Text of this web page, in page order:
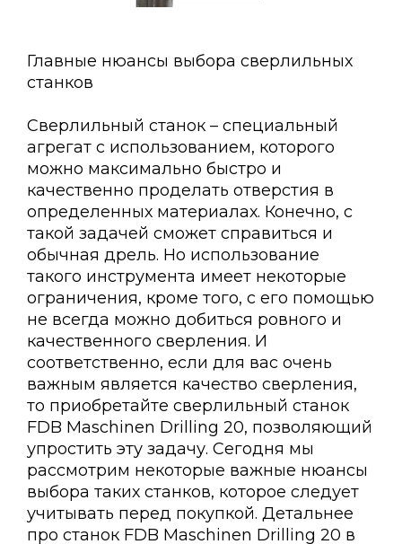
Главные нюансы выбора сверлильных
станков
Сверлильный станок – специальный
агрегат с использованием, которого
можно максимально быстро и
качественно проделать отверстия в
определенных материалах. Конечно, с
такой задачей сможет справиться и
обычная дрель. Но использование
такого инструмента имеет некоторые
ограничения, кроме того, с его помощью
не всегда можно добиться ровного и
качественного сверления. И
соответственно, если для вас очень
важным является качество сверления,
то приобретайте сверлильный станок
FDB Maschinen Drilling 20, позволяющий
упростить эту задачу. Сегодня мы
рассмотрим некоторые важные нюансы
выбора таких станков, которое следует
учитывать перед покупкой. Детальнее
про станок FDB Maschinen Drilling 20 в